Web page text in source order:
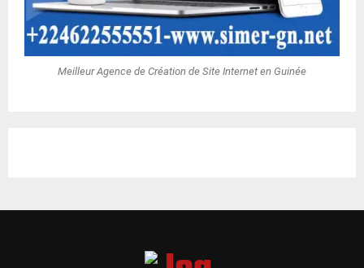
Meilleur Agence de Création de Site Internet en Guinée